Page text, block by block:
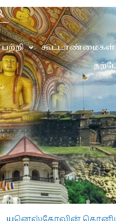
Button
கூட்டாண்மைகள்